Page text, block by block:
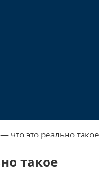
что это реально такое
такое